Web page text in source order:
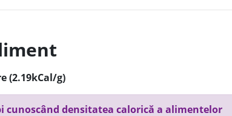
(2.19kCal/g)
cunoscând densitatea calorică a alimentelor